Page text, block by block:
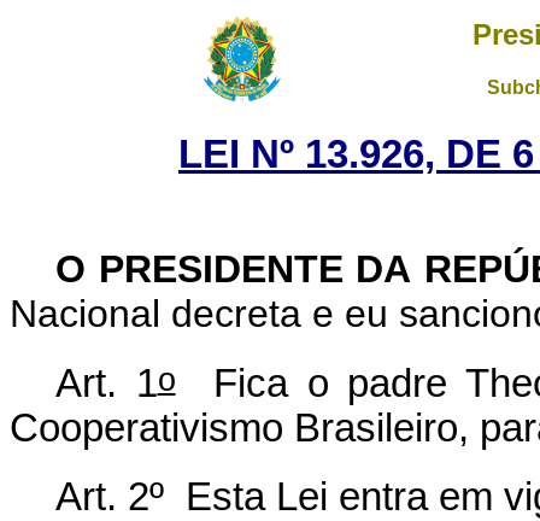
LEI Nº 13.926, DE
O PRESIDENTE DA
Nacional decreta e eu
Art. 1oFica o padre
Cooperativismo Brasileiro,
Art. 2º Esta Lei entra em